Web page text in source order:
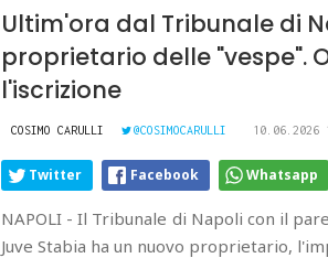
Ultim'ora dal Tribunale di
proprietario delle "vespe".
l'iscrizione
COSIMO CARULLI @COSIMOCARULLI 10.06.2026
Twitter Facebook Whatsapp
NAPOLI - Il Tribunale di Napoli con il
Juve Stabia ha un nuovo proprietario,